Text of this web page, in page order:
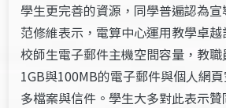
學生更完善的資源，同學普遍認為
范修維表示，電算中心運用教學卓
校師生電子郵件主機空間容量，教
1GB與100MB的電子郵件與個人網
多檔案與信件。學生大多對此表示